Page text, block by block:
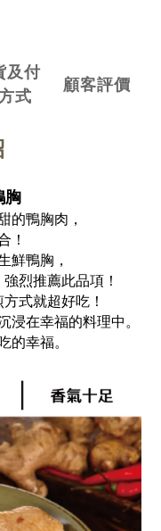
及付
式
顧客評價
胸
的鴨胸肉，
！
鮮鴨胸，
烈推薦此品項！
式就超好吃！
浸在幸福的料理中。
的幸福。